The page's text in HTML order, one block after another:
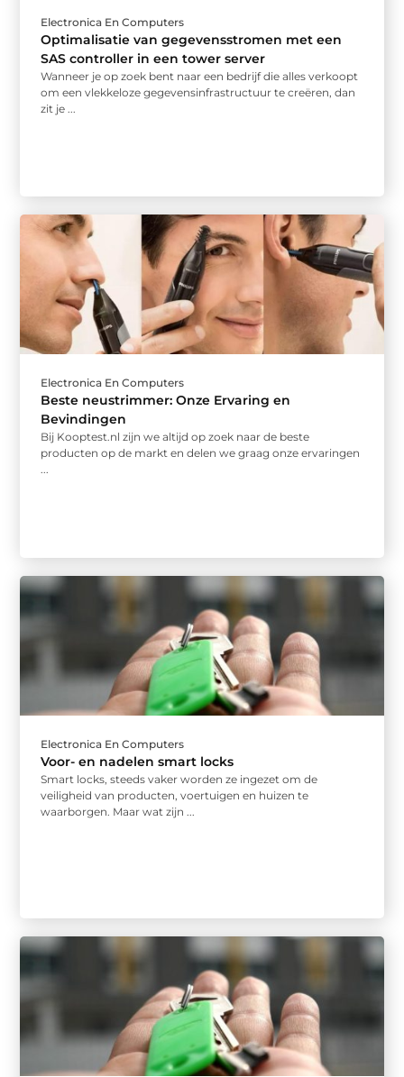
Electronica En Computers
Optimalisatie van gegevensstromen met een
SAS controller in een tower server
Wanneer je op zoek bent naar een bedrijf die alles verkoopt
om een vlekkeloze gegevensinfrastructuur te creëren, dan
zit je ...
Electronica En Computers
Beste neustrimmer: Onze Ervaring en
Bevindingen
Bij Kooptest.nl zijn we altijd op zoek naar de beste
producten op de markt en delen we graag onze ervaringen
...
Electronica En Computers
Voor- en nadelen smart locks
Smart locks, steeds vaker worden ze ingezet om de
veiligheid van producten, voertuigen en huizen te
waarborgen. Maar wat zijn ...